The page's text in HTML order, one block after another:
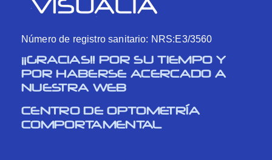
Número de registro sanitario: NRS:E3/3560
¡¡GRACIAS!! POR SU TIEMPO Y
POR HABERSE ACERCADO A
NUESTRA WEB
CENTRO DE OPTOMETRÍA
COMPORTAMENTAL